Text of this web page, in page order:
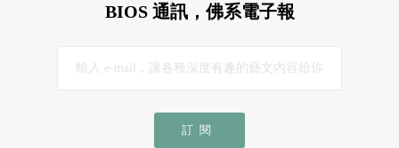
BIOS 通訊，佛系電子報
訂閱